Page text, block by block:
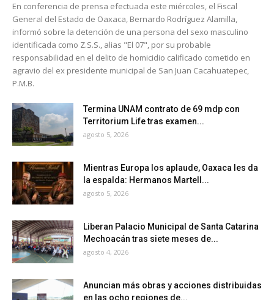
En conferencia de prensa efectuada este miércoles, el Fiscal
General del Estado de Oaxaca, Bernardo Rodríguez Alamilla,
informó sobre la detención de una persona del sexo masculino
identificada como Z.S.S., alias "El 07", por su probable
responsabilidad en el delito de homicidio calificado cometido en
agravio del ex presidente municipal de San Juan Cacahuatepec,
P.M.B.
Termina UNAM contrato de 69 mdp con
Territorium Life tras examen...
agosto 5, 2026
Mientras Europa los aplaude, Oaxaca les da
la espalda: Hermanos Martell...
agosto 5, 2026
Liberan Palacio Municipal de Santa Catarina
Mechoacán tras siete meses de...
agosto 4, 2026
Anuncian más obras y acciones distribuidas
en las ocho regiones de...